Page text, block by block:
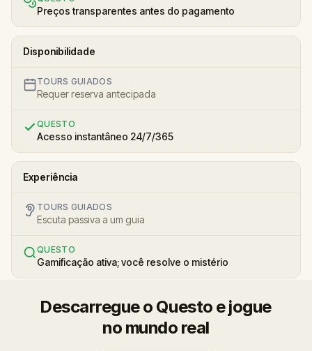
Preços transparentes antes do pagamento
Disponibilidade
TOURS GUIADOS
Requer reserva antecipada
QUESTO
Acesso instantâneo 24/7/365
Experiência
TOURS GUIADOS
Escuta passiva a um guia
QUESTO
Gamificação ativa; você resolve o mistério
Descarregue o Questo e jogue
no mundo real